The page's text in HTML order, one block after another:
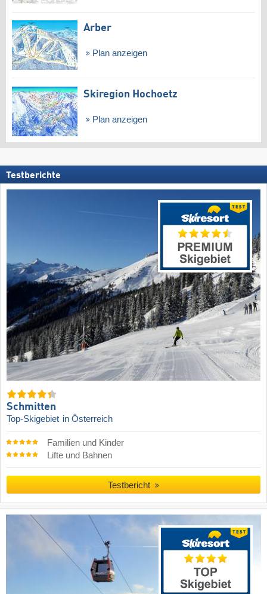
Arber
Plan anzeigen
Skiregion Hochoetz
Plan anzeigen
Testberichte
Schmitten
Top-Skigebiet in Österreich
Familien und Kinder
Lifte und Bahnen
Testbericht